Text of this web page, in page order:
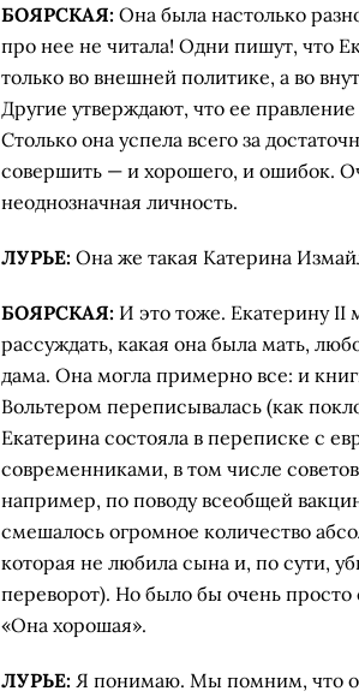
БОЯРСКАЯ: Она была настолько
про нее не читала! Одни пишут, что
только во внеш­ней политике, а во
Другие утверждают, что ее
Столько она успела всего за
совершить — и хорошего, и ошибок.
неоднозначная личность.
ЛУРЬЕ: Она же такая Катерина
БОЯРСКАЯ: И это тоже. Екатерину II
рассуждать, какая она была мать,
дама. Она могла пример­но все: и
Вольтером переписывалась (как
Екатерина состо­яла в переписке с
современниками, в том числе
например, по поводу всеобщей
смешалось огромное количество
которая не любила сына и, по сути,
переворот). Но было бы очень просто
«Она хорошая».
ЛУРЬЕ: Я понимаю. Мы помним, что